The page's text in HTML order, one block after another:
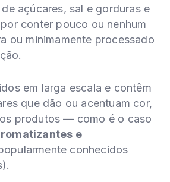
açúcares, sal e gorduras e
conter pouco ou nenhum
ou minimamente processado
em larga escala e contêm
que dão ou acentuam cor,
produtos — como é o caso
e
conhecidos